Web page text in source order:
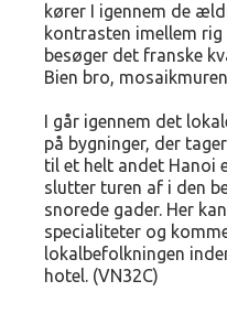
kører I igennem de
kontrasten imellem
besøger det franske
Bien bro,
I går igennem det
på bygninger, der
til et helt andet Hanoi
slutter turen af i den
snorede gader. Her
specialiteter og
lokalbefolkningen
hotel. (VN32C)